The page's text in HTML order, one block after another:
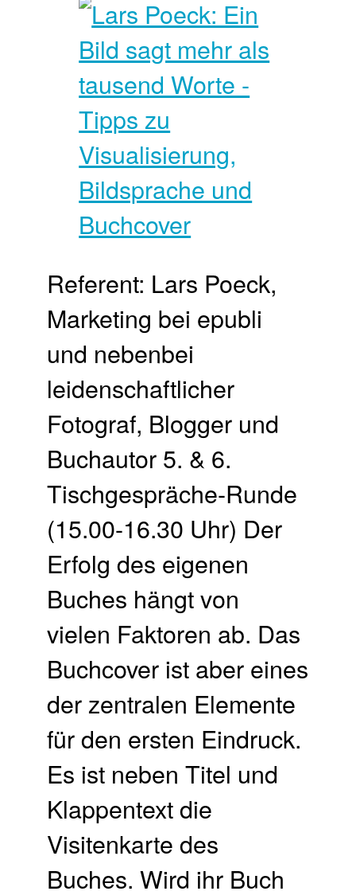
Referent: ​Lars Poeck, ​
Marketing bei epubli
und nebenbei
leidenschaftlicher
Fotograf, Blogger ​und
Buchautor 5. & 6.
Tischgespräche-Runde
(15.00-16.30 Uhr) Der
Erfolg des eigenen
Buches hängt von
vielen Faktoren ab. Das
Buchcover ist aber eines
der zentralen Elemente
für den ersten Eindruck.
Es ist neben Titel und
Klappentext die
Visitenkarte des
Buches. Wird ihr Buch